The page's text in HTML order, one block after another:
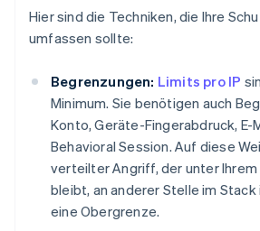
Hier sind die Techniken, die Ihre
umfassen sollte:
Begrenzungen: Limits pro IP
Minimum. Sie benötigen auch
Konto, Geräte-Fingerabdruck, E-
Behavioral Session. Auf diese
verteilter Angriff, der unter
bleibt, an anderer Stelle im Stack
eine Obergrenze.